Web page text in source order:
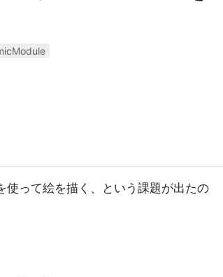
って絵を描く、という課題が出たの